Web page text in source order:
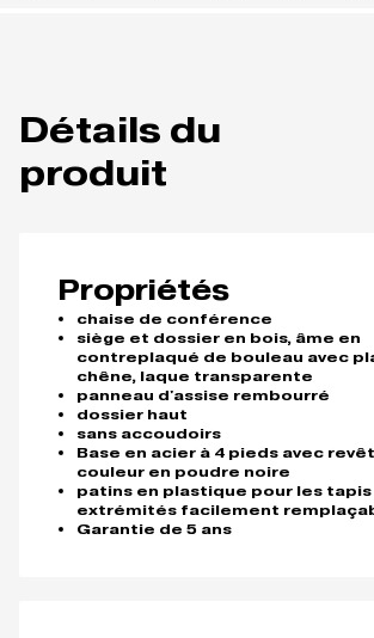
Détails du
produit
Propriétés
chaise de conférence
siège et dossier en bois, âme en
contreplaqué de bouleau avec
chêne, laque transparente
panneau d'assise rembourré
dossier haut
sans accoudoirs
Base en acier à 4 pieds avec
couleur en poudre noire
patins en plastique pour les tapis
extrémités facilement
Garantie de 5 ans